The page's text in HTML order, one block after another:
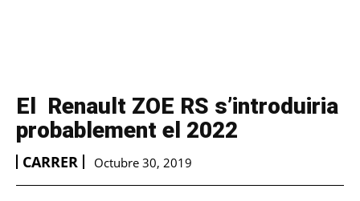
El Renault ZOE RS s’introduiria
probablement el 2022
CARRER Octubre 30, 2019